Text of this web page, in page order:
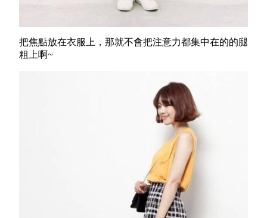
把焦點放在衣服上，那就不會把注意力都集中在的的腿
粗上啊~